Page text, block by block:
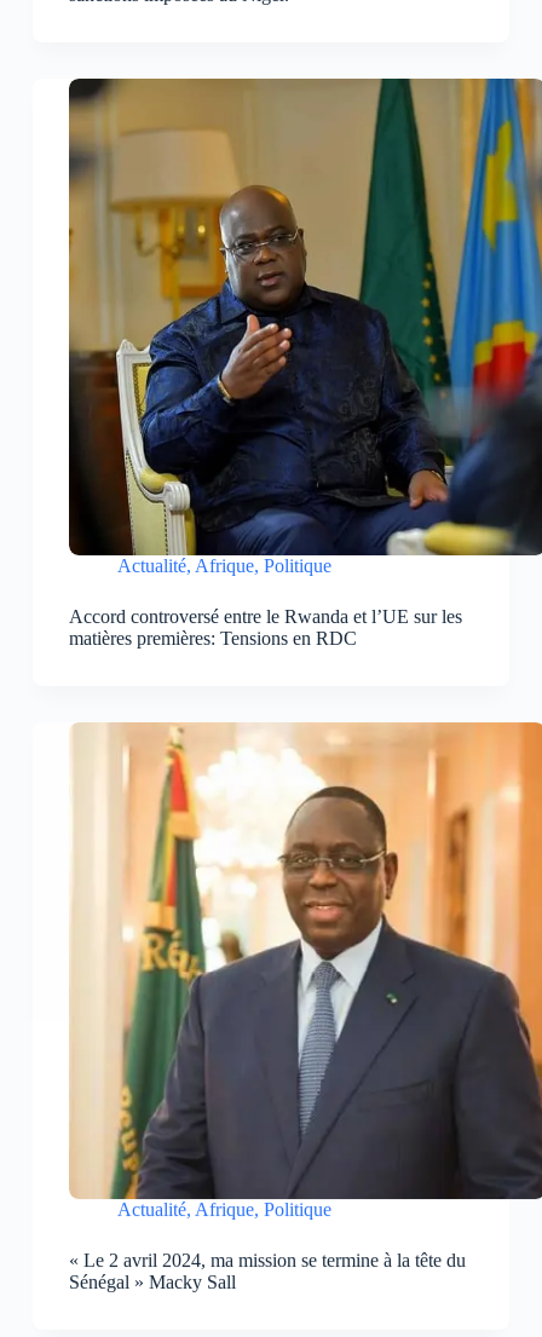
Actualité, Afrique, Politique
Accord controversé entre le Rwanda et l’UE sur les
matières premières: Tensions en RDC
Actualité, Afrique, Politique
« Le 2 avril 2024, ma mission se termine à la tête du
Sénégal » Macky Sall